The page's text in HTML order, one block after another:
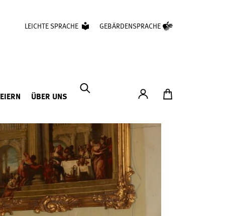
LEICHTE SPRACHE GEBÄRDENSPRACHE
ÜBER UNS
Konto Zum Ticketshop